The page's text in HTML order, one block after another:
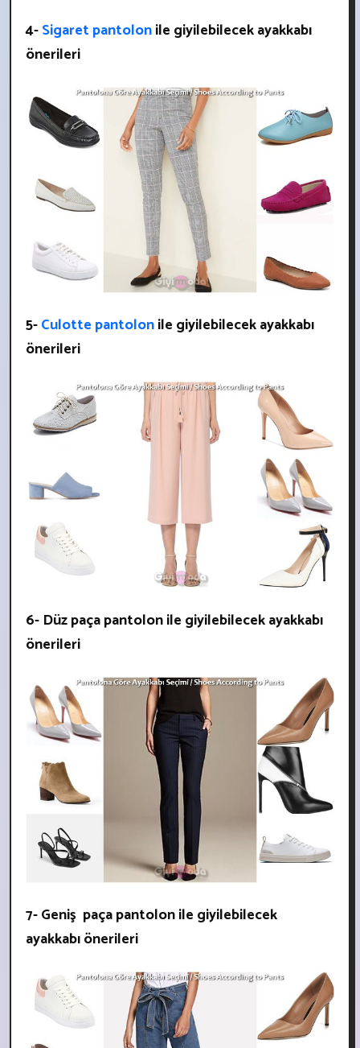
4-Sigaret pantolonile giyilebilecek ayakkabı
önerileri
5-Culotte pantolonile giyilebilecek ayakkabı
önerileri
6- Düz paça pantolon ile giyilebilecek ayakkabı
önerileri
7- Geniş paça pantolon ile giyilebilecek
ayakkabı önerileri